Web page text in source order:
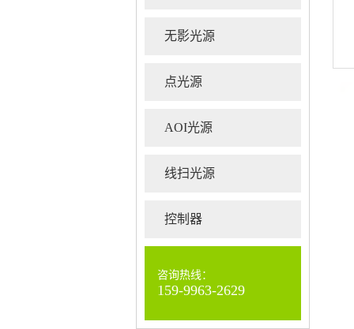
无影光源
点光源
AOI光源
线扫光源
控制器
咨询热线：
159-9963-2629